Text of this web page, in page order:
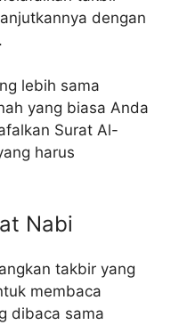
dengan
lebih sama
yang biasa Anda
Surat Al-
harus
Nabi
takbir yang
membaca
dibaca sama